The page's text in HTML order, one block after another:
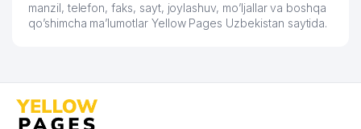
63 YANGI ASR INOVATSIYA MChJ 146 м
66 TYANSHAN FLEKS MChJ
manzil, telefon, faks, sayt, joylashuv, mo’ljallar va boshqa
qo’shimcha ma’lumotlar Yellow Pages Uzbekistan saytida.